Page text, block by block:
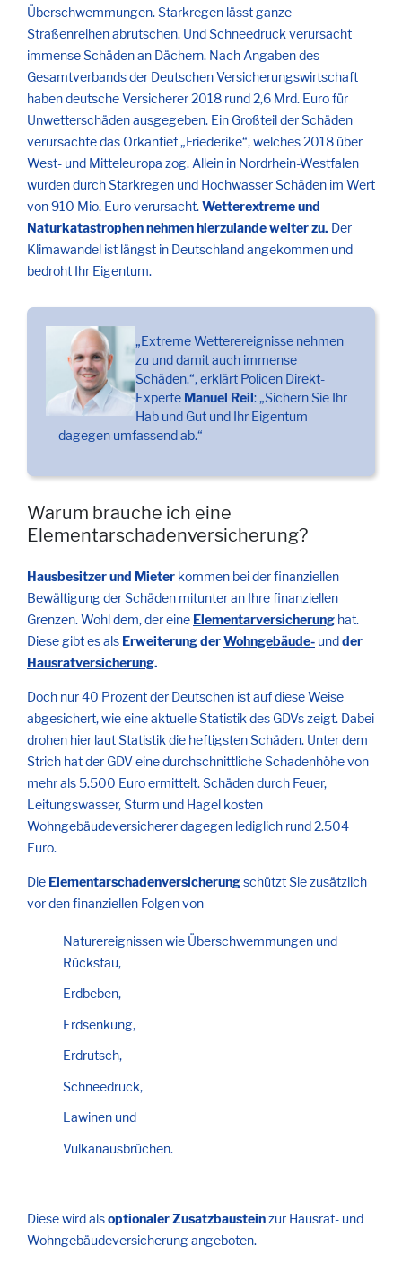
Überschwemmungen. Starkregen lässt ganze
Straßenreihen abrutschen. Und Schneedruck verursacht
immense Schäden an Dächern. Nach Angaben des
Gesamtverbands der Deutschen Versicherungswirtschaft
haben deutsche Versicherer 2018 rund 2,6 Mrd. Euro für
Unwetterschäden ausgegeben. Ein Großteil der Schäden
verursachte das Orkantief „Friederike“, welches 2018 über
West- und Mitteleuropa zog. Allein in Nordrhein-Westfalen
wurden durch Starkregen und Hochwasser Schäden im Wert
von 910 Mio. Euro verursacht.Wetterextreme und
Naturkatastrophen nehmen hierzulande weiter zu. Der
Klimawandel ist längst in Deutschland angekommen und
bedroht Ihr Eigentum.
„Extreme Wetterereignisse nehmen
zu und damit auch immense
Schäden.“, erklärt Policen Direkt-
Experte Manuel Reil: „Sichern Sie Ihr
Hab und Gut und Ihr Eigentum
dagegen umfassend ab.“
Warum brauche ich eine
Elementarschadenversicherung?
Hausbesitzer und Mieter kommen bei der finanziellen
Bewältigung der Schäden mitunter an Ihre finanziellen
Grenzen. Wohl dem, der eine Elementarversicherung hat.
Diese gibt es als Erweiterung derWohngebäude- undder
Hausratversicherung.
Doch nur 40 Prozent der Deutschen ist auf diese Weise
abgesichert, wie eine aktuelle Statistik des GDVs zeigt. Dabei
drohen hier laut Statistik die heftigsten Schäden. Unter dem
Strich hat der GDV eine durchschnittliche Schadenhöhe von
mehr als 5.500 Euro ermittelt. Schäden durch Feuer,
Leitungswasser, Sturm und Hagel kosten
Wohngebäudeversicherer dagegen lediglich rund 2.504
Euro.
Die Elementarschadenversicherungschützt Sie zusätzlich
vor den finanziellen Folgen von
Naturereignissen wie Überschwemmungen und
Rückstau,
Erdbeben,
Erdsenkung,
Erdrutsch,
Schneedruck,
Lawinen und
Vulkanausbrüchen.
Diese wird alsoptionaler Zusatzbausteinzur Hausrat- und
Wohngebäudeversicherung angeboten.